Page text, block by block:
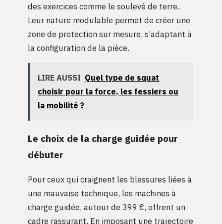
des exercices comme le soulevé de terre.
Leur nature modulable permet de créer une
zone de protection sur mesure, s’adaptant à
la configuration de la pièce.
LIRE AUSSI Quel type de squat
choisir pour la force, les fessiers ou
la mobilité ?
Le choix de la charge guidée pour
débuter
Pour ceux qui craignent les blessures liées à
une mauvaise technique, les machines à
charge guidée, autour de 399 €, offrent un
cadre rassurant. En imposant une trajectoire